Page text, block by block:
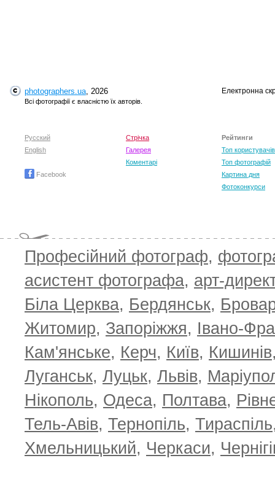
photographers.ua, 2026
Всі фотографії є власністю їх авторів.
Електронна
Русский
English
Facebook
Стрічка
Галерея
Коментарі
Рейтинги
Топ користувачів
Топ фотографій
Картина дня
Фотоконкурси
Професійний фотограф,
асистент фотографа, арт-
Біла Церква, Бердянськ,
Житомир, Запоріжжя, Івано-
Кам'янське, Керч, Київ, Кишинів
Луганськ, Луцьк, Львів,
Нікополь, Одеса, Полтава,
Тель-Авів, Тернопіль, Тираспіль
Хмельницький, Черкаси,